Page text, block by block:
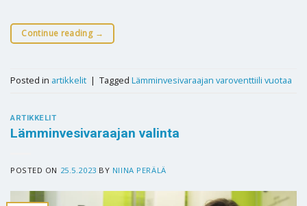
Continue reading →
Posted in artikkelit | Tagged Lämminvesivaraajan varoventtiili vuotaa
ARTIKKELIT
Lämminvesivaraajan valinta
POSTED ON 25.5.2023 BY NIINA PERÄLÄ